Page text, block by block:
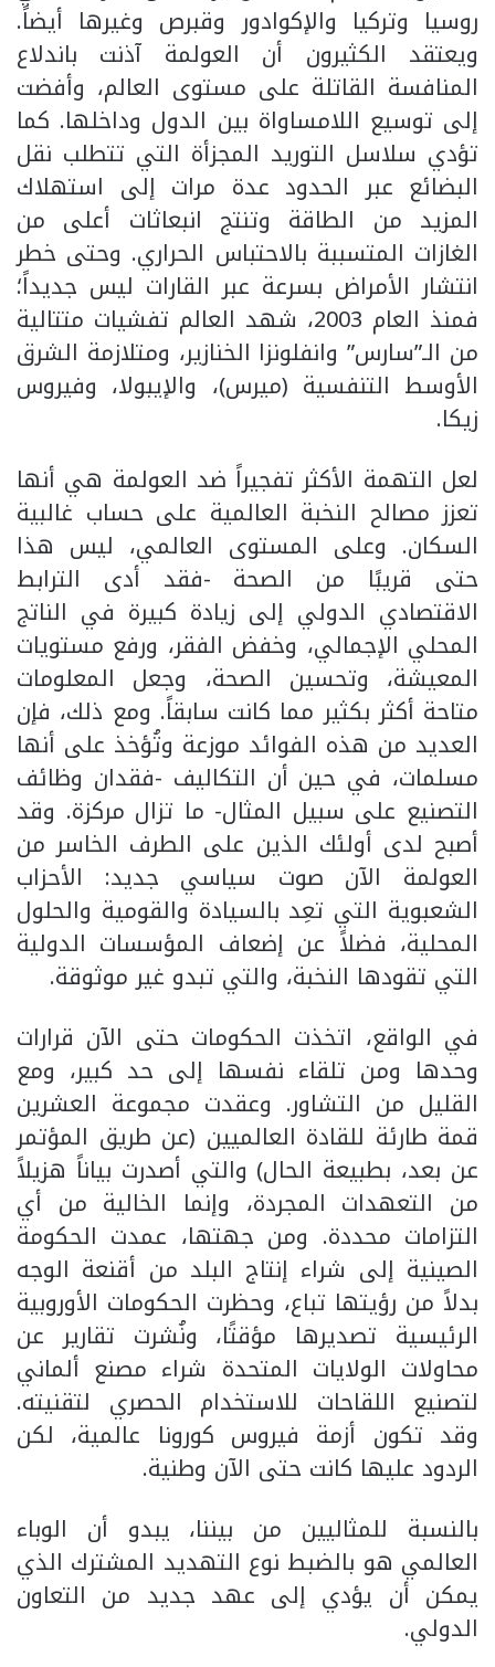
روسيا وتركيا والإكوادور وقبرص وغيرها أيضاً.
ويعتقد الكثيرون أن العولمة آذنت باندلاع
المنافسة القاتلة على مستوى العالم، وأفضت
إلى توسيع اللامساواة بين الدول وداخلها. كما
تؤدي سلاسل التوريد المجزأة التي تتطلب نقل
البضائع عبر الحدود عدة مرات إلى استهلاك
المزيد من الطاقة وتنتج انبعاثات أعلى من
الغازات المتسببة بالاحتباس الحراري. وحتى خطر
انتشار الأمراض بسرعة عبر القارات ليس جديداً؛
فمنذ العام 2003، شهد العالم تفشيات متتالية
من الـ”سارس” وانفلونزا الخنازير، ومتلازمة الشرق
الأوسط التنفسية (ميرس)، والإيبولا، وفيروس
زيكا.
لعل التهمة الأكثر تفجيراً ضد العولمة هي أنها
تعزز مصالح النخبة العالمية على حساب غالبية
السكان. وعلى المستوى العالمي، ليس هذا
حتى قريبًا من الصحة -فقد أدى الترابط
الاقتصادي الدولي إلى زيادة كبيرة في الناتج
المحلي الإجمالي، وخفض الفقر، ورفع مستويات
المعيشة، وتحسين الصحة، وجعل المعلومات
متاحة أكثر بكثير مما كانت سابقاً. ومع ذلك، فإن
العديد من هذه الفوائد موزعة وتُؤخذ على أنها
مسلمات، في حين أن التكاليف -فقدان وظائف
التصنيع على سبيل المثال- ما تزال مركزة. وقد
أصبح لدى أولئك الذين على الطرف الخاسر من
العولمة الآن صوت سياسي جديد: الأحزاب
الشعبوية التي تعِد بالسيادة والقومية والحلول
المحلية، فضلاً عن إضعاف المؤسسات الدولية
التي تقودها النخبة، والتي تبدو غير موثوقة.
في الواقع، اتخذت الحكومات حتى الآن قرارات
وحدها ومن تلقاء نفسها إلى حد كبير، ومع
القليل من التشاور. وعقدت مجموعة العشرين
قمة طارئة للقادة العالميين (عن طريق المؤتمر
عن بعد، بطبيعة الحال) والتي أصدرت بياناً هزيلاً
من التعهدات المجردة، وإنما الخالية من أي
التزامات محددة. ومن جهتها، عمدت الحكومة
الصينية إلى شراء إنتاج البلد من أقنعة الوجه
بدلاً من رؤيتها تباع، وحظرت الحكومات الأوروبية
الرئيسية تصديرها مؤقتًا، ونُشرت تقارير عن
محاولات الولايات المتحدة شراء مصنع ألماني
لتصنيع اللقاحات للاستخدام الحصري لتقنيته.
وقد تكون أزمة فيروس كورونا عالمية، لكن
الردود عليها كانت حتى الآن وطنية.
بالنسبة للمثاليين من بيننا، يبدو أن الوباء
العالمي هو بالضبط نوع التهديد المشترك الذي
يمكن أن يؤدي إلى عهد جديد من التعاون
الدولي.